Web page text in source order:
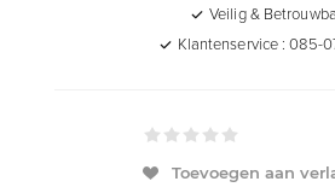
Veilig &
Klantenservice : 085-
Toevoegen aan